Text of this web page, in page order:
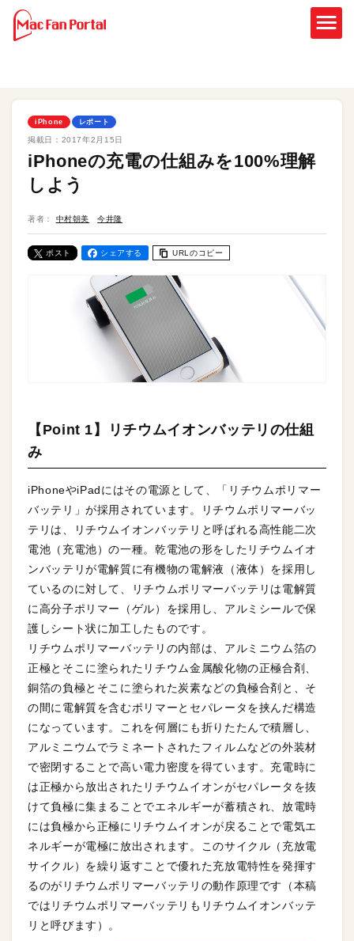
iPhone レポート
掲載日： 2017年2月15日
iPhoneの充電の仕組みを100%理解
しよう
著者： 中村朝美 今井隆
ポスト シェアする URLのコピー
【Point 1】リチウムイオンバッテリの仕組
み
iPhoneやiPadにはその電源として、「リチウムポリマー
バッテリ」が採用されています。リチウムポリマーバッ
テリは、リチウムイオンバッテリと呼ばれる高性能二次
電池（充電池）の一種。乾電池の形をしたリチウムイオ
ンバッテリが電解質に有機物の電解液（液体）を採用し
ているのに対して、リチウムポリマーバッテリは電解質
に高分子ポリマー（ゲル）を採用し、アルミシールで保
護しシート状に加工したものです。
リチウムポリマーバッテリの内部は、アルミニウム箔の
正極とそこに塗られたリチウム金属酸化物の正極合剤、
銅箔の負極とそこに塗られた炭素などの負極合剤と、そ
の間に電解質を含むポリマーとセパレータを挟んだ構造
になっています。これを何層にも折りたたんで積層し、
アルミニウムでラミネートされたフィルムなどの外装材
で密閉することで高い電力密度を得ています。充電時に
は正極から放出されたリチウムイオンがセパレータを抜
けて負極に集まることでエネルギーが蓄積され、放電時
には負極から正極にリチウムイオンが戻ることで電気エ
ネルギーが電極に放出されます。このサイクル（充放電
サイクル）を繰り返すことで優れた充放電特性を発揮す
るのがリチウムポリマーバッテリの動作原理です（本稿
ではリチウムポリマーバッテリもリチウムイオンバッテ
リと呼びます）。